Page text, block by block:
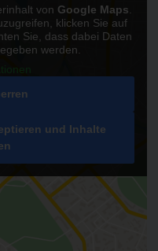
von Google Maps.
klicken Sie auf
Sie, dass dabei Daten
werden.
und Inhalte